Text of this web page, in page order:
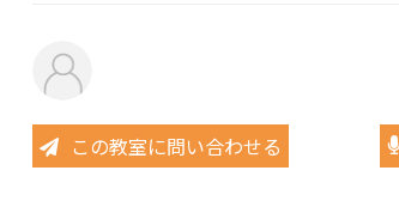
この教室に問い合わせる